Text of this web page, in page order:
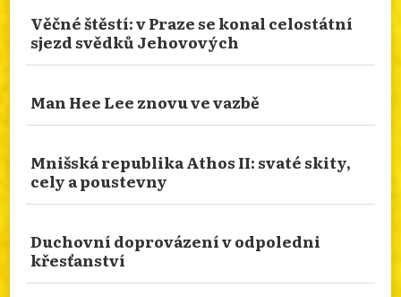
Od 10.ledna 2026 do 10.ledna 2027 je rok svatého
Františka. Podívejme se prostřednictvím cesty
naší čtenářky do rodného města tohoto světce.
zajímavostí se dozvíte na našem webu.
cestach-assisi/
Photo
TRADIČNÍ NÁBOŽENSTVÍ FIPŮ: BŮH EMWEELE,
Věčné štěstí: v Praze se konal celostátní
sjezd svědků Jehovových
Man Hee Lee znovu ve vazbě
Mnišská republika Athos II: svaté skity,
cely a poustevny
Duchovní doprovázení v odpoledni
křesťanství